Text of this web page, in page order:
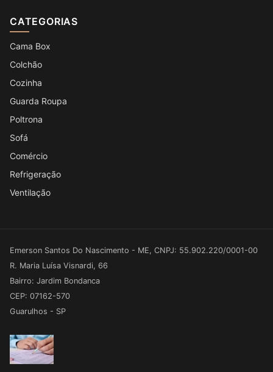
CATEGORIAS
Cama Box
Colchão
Cozinha
Guarda Roupa
Poltrona
Sofá
Comércio
Refrigeração
Ventilação
Emerson Santos Do Nascimento - ME, CNPJ: 55.902.220/0001-00
R. Maria Luísa Visnardi, 66
Bairro: Jardim Bondanca
CEP: 07162-570
Guarulhos - SP